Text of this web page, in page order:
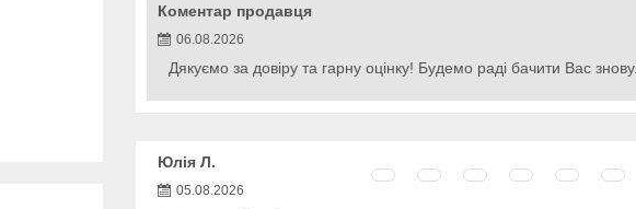
Коментар продавця
06.08.2026
Дякуємо за довіру та гарну оцінку! Будемо раді бачити Вас знову.
Юлія Л.
05.08.2026